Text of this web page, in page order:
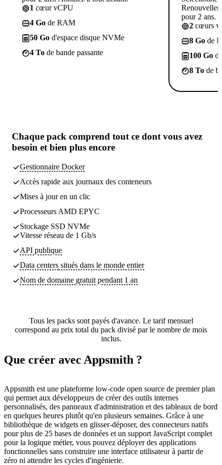
1 cœur vCPU
4 Go de RAM
50 Go d'espace disque NVMe
4 To de bande passante
pour 2 ans.
2 cœurs
8 Go de
100 Go
8 To de
Chaque pack comprend tout ce dont vous avez
besoin et bien plus encore
Gestionnaire Docker
Accès rapide aux journaux des conteneurs
Mises à jour en un clic
Processeurs AMD EPYC
Stockage SSD NVMe
Vitesse réseau de 1 Gb/s
API publique
Data centers situés dans le monde entier
Nom de domaine gratuit pendant 1 an
Tous les packs sont payés d'avance. Le tarif mensuel
correspond au prix total du pack divisé par le nombre de mois
inclus.
Que créer avec Appsmith ?
Appsmith est une plateforme low-code open source de premier plan
qui permet aux développeurs de créer des outils internes
personnalisés, des panneaux d'administration et des tableaux de bord
en quelques heures plutôt qu'en plusieurs semaines. Grâce à une
bibliothèque de widgets en glisser-déposer, des connecteurs natifs
pour plus de 25 bases de données et un support JavaScript complet
pour la logique métier, vous pouvez déployer des applications
fonctionnelles sans construire une interface utilisateur à partir de
zéro ni attendre les cycles d'ingénierie.